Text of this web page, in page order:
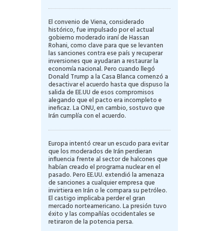
El convenio de Viena, considerado
histórico, fue impulsado por el actual
gobierno moderado iraní de Hassan
Rohani, como clave para que se levanten
las sanciones contra ese país y recuperar
inversiones que ayudaran a restaurar la
economía nacional. Pero cuando llegó
Donald Trump a la Casa Blanca comenzó a
desactivar el acuerdo hasta que dispuso la
salida de EE.UU de esos compromisos
alegando que el pacto era incompleto e
ineficaz. La ONU, en cambio, sostuvo que
Irán cumplía con el acuerdo.
Europa intentó crear un escudo para evitar
que los moderados de Irán perdieran
influencia frente al sector de halcones que
habían creado el programa nuclear en el
pasado. Pero EE.UU. extendió la amenaza
de sanciones a cualquier empresa que
invirtiera en Irán o le compara su petróleo.
El castigo implicaba perder el gran
mercado norteamericano. La presión tuvo
éxito y las compañías occidentales se
retiraron de la potencia persa.